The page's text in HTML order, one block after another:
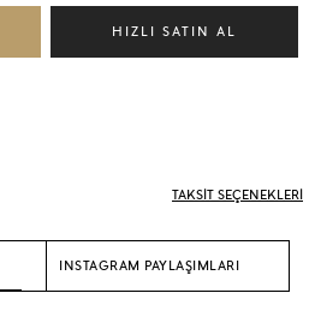
TAKSİT SEÇENEKLERİ
INSTAGRAM PAYLAŞIMLARI